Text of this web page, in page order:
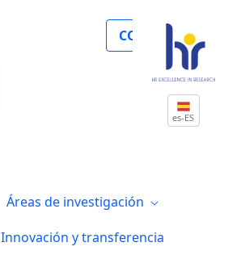
COLABORA
es-ES
Áreas de investigación
Innovación y transferencia